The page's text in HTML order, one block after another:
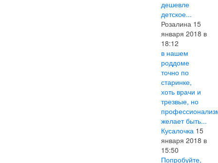
дешевле
детское...
Розалина 15
января 2018 в
18:12
в нашем
роддоме
точно по
старинке,
хоть врачи и
трезвые, но
желает быть...
Кусалочка 15
января 2018 в
15:50
Попробуйте,